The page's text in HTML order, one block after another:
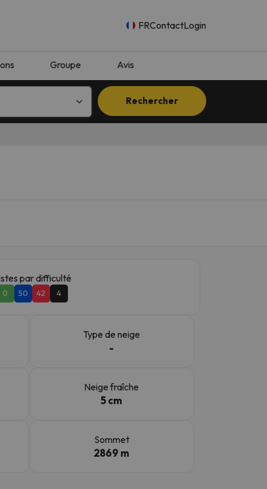
FRContactLogin
Groupe Avis
Rechercher
par difficulté
0 50 42 4
Type de neige
-
Neige fraîche
5 cm
Sommet
2869 m